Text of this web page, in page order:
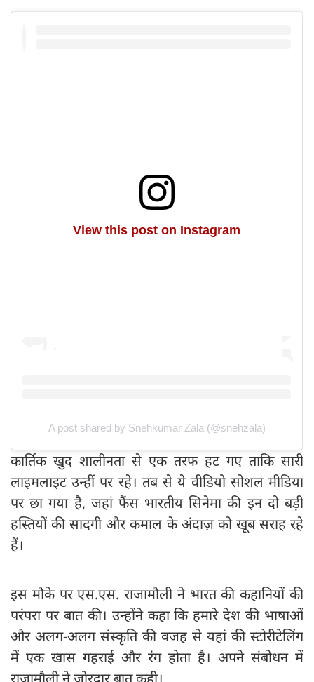
View this post on Instagram
A post shared by Snehkumar Zala (@snehzala)
कार्तिक खुद शालीनता से एक तरफ हट गए ताकि सारी
लाइमलाइट उन्हीं पर रहे। तब से ये वीडियो सोशल मीडिया
पर छा गया है, जहां फैंस भारतीय सिनेमा की इन दो बड़ी
हस्तियों की सादगी और कमाल के अंदाज़ को खूब सराह रहे
हैं।
इस मौके पर एस.एस. राजामौली ने भारत की कहानियों की
परंपरा पर बात की। उन्होंने कहा कि हमारे देश की भाषाओं
और अलग-अलग संस्कृति की वजह से यहां की स्टोरीटेलिंग
में एक खास गहराई और रंग होता है। अपने संबोधन में
राजामौली ने जोरदार बात कही।